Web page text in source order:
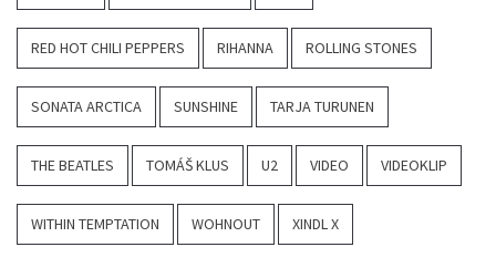
RED HOT CHILI PEPPERS RIHANNA ROLLING STONES
SONATA ARCTICA SUNSHINE TARJA TURUNEN
THE BEATLES TOMÁŠ KLUS U2 VIDEO VIDEOKLIP
WITHIN TEMPTATION WOHNOUT XINDL X